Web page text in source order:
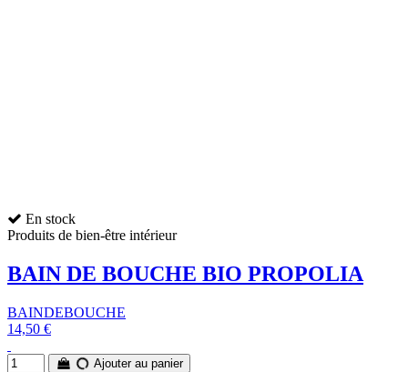
En stock
Produits de bien-être intérieur
BAIN DE BOUCHE BIO PROPOLIA
BAINDEBOUCHE
14,50 €
Ajouter au panier